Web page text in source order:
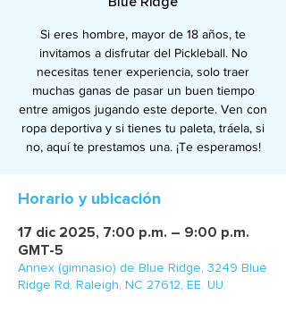
Si eres hombre, mayor de 18 años, te
invitamos a disfrutar del Pickleball. No
necesitas tener experiencia, solo traer
muchas ganas de pasar un buen tiempo
entre amigos jugando este deporte. Ven con
ropa deportiva y si tienes tu paleta, tráela, si
no, aquí te prestamos una. ¡Te esperamos!
Horario y ubicación
17 dic 2025, 7:00 p.m. – 9:00 p.m.
GMT-5
Annex (gimnasio) de Blue Ridge, 3249 Blue
Ridge Rd, Raleigh, NC 27612, EE. UU.